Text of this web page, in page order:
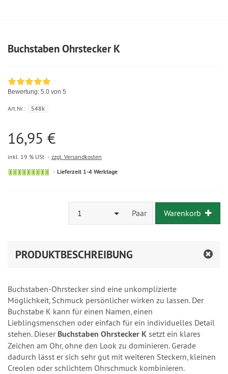
Buchstaben Ohrstecker K
Bewertung: 5.0 von 5
Art.Nr.: 548k
16,95 €
inkl. 19 % USt zzgl. Versandkosten
Lieferzeit 1-4 Werktage
1 Paar Warenkorb
PRODUKTBESCHREIBUNG
Buchstaben-Ohrstecker sind eine unkomplizierte
Möglichkeit, Schmuck persönlicher wirken zu lassen. Der
Buchstabe K kann für einen Namen, einen
Lieblingsmenschen oder einfach für ein individuelles Detail
stehen. Dieser Buchstaben Ohrstecker K setzt ein klares
Zeichen am Ohr, ohne den Look zu dominieren. Gerade
dadurch lässt er sich sehr gut mit weiteren Steckern, kleinen
Creolen oder schlichtem Ohrschmuck kombinieren.